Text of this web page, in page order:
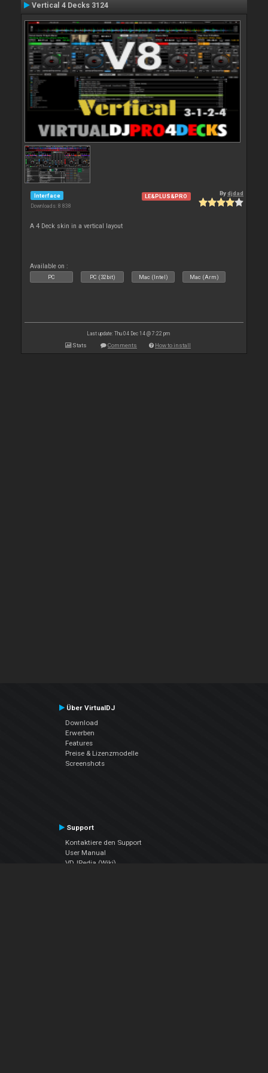
Vertical 4 Decks 3124
Interface
Downloads: 8 838
LE&PLUS&PRO Bydjdad
A 4 Deck skin in a vertical layout
Available on :
PC PC (32bit) Mac (Intel) Mac (Arm)
Last update: Thu 04 Dec 14 @ 7:22 pm
Stats Comments How to install
Über VirtualDJ
Download
Erwerben
Features
Preise & Lizenzmodelle
Screenshots
Support
Kontaktiere den Support
User Manual
VDJPedia (Wiki)